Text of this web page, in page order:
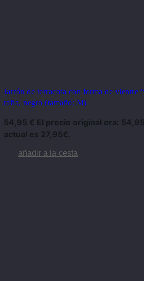
Jarrón de terracota con forma de vientre
rafia, negro (tamaño: M)
54,95€ El precio original era:
actual es 27,95€.
añadir a la cesta